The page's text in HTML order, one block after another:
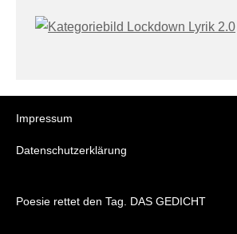
Impressum
Datenschutzerklärung
Poesie rettet den Tag. DAS GEDICHT